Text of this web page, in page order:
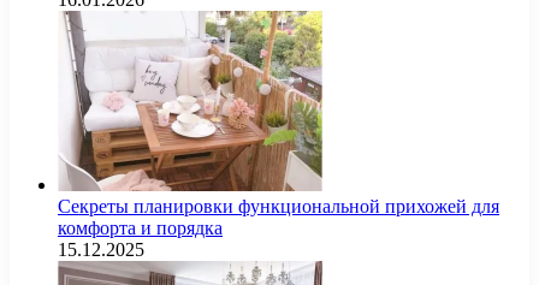
Секреты планировки функциональной прихожей для
комфорта и порядка
15.12.2025